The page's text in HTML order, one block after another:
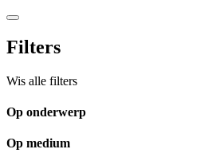
Filters
Wis alle filters
Op onderwerp
Op medium